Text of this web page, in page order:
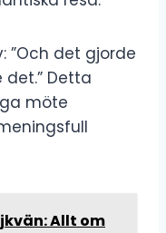
”Och det gjorde
Detta
möte
Allt om